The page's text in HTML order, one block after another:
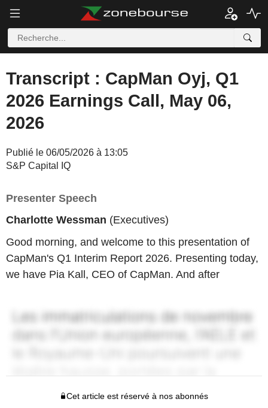
Transcript : CapMan Oyj, Q1
2026 Earnings Call, May 06,
2026
Publié le 06/05/2026 à 13:05
S&P Capital IQ
Presenter Speech
Charlotte Wessman (Executives)
Good morning, and welcome to this presentation of
CapMan's Q1 Interim Report 2026. Presenting today,
we have Pia Kall, CEO of CapMan. And after
Cet article est réservé à nos abonnés